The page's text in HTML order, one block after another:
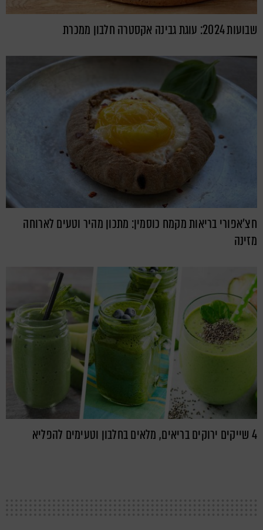
שבועות 2024: עוגת גבינה אקסטרה חלבון ממכרת
חצ'אפורי בריאות מקמח כוסמין: מתכון מהיר וטעים לארוחה
מזינה
4 שייקים ירוקים בריאים, מלאים בחלבון וטעימים להפליא